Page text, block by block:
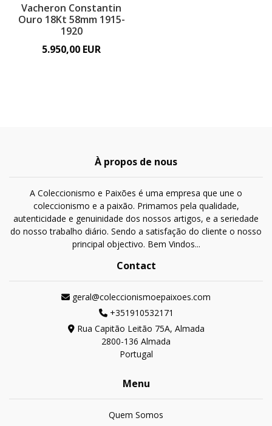
Vacheron Constantin
Ouro 18Kt 58mm 1915-
1920
5.950,00 EUR
À propos de nous
A Coleccionismo e Paixões é uma empresa que une o
coleccionismo e a paixão. Primamos pela qualidade,
autenticidade e genuinidade dos nossos artigos, e a seriedade
do nosso trabalho diário. Sendo a satisfação do cliente o nosso
principal objectivo. Bem Vindos...
Contact
geral@coleccionismoepaixoes.com
+351910532171
Rua Capitão Leitão 75A, Almada
2800-136 Almada
Portugal
Menu
Quem Somos